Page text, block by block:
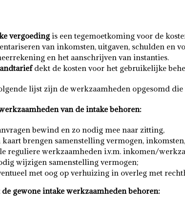
vergoedingis een tegemoetkoming voor de
van inkomsten, uitgaven, schulden en
en het aanschrijven van instanties.
dekt de kosten voor het gebruikelijke
lijst zijn de werkzaamheden opgesomd
van de intake behoren:
bewind en zo nodig mee naar zitting,
kaart brengen samenstelling vermogen,
reguliere werkzaamheden i.v.m. inkomen/
wijzigen samenstelling vermogen;
met oog op verhuizing in overleg met
gewone intake werkzaamheden behoren: